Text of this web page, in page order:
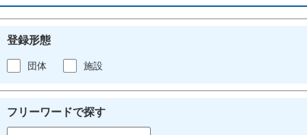
登録形態
団体 施設
フリーワードで探す